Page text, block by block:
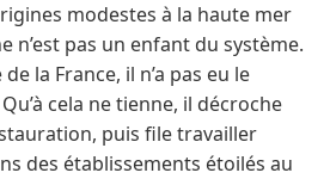
modestes à la haute mer
n’est pas un enfant du système.
la France, il n’a pas eu le
cela ne tienne, il décroche
puis file travailler
des établissements étoilés au